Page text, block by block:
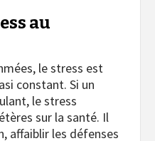
au
le stress est
constant. Si un
le stress
sur la santé. Il
affaiblir les défenses